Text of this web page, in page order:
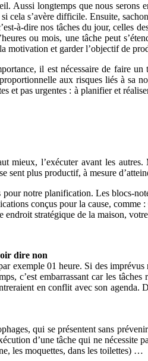
Aussi longtemps que nous
cela s’avère difficile. Ensuite,
à-dire nos tâches du jour,
ou mois, une tâche peut
motivation et garder l’objectif de
il est nécessaire de faire
aux risques liés à
et pas urgentes : à planifier et
mieux, l’exécuter avant les
sent plus productif, à mesure
notre planification. Les blocs-
conçus pour la cause,
endroit stratégique de la maison,
dire non
exemple 01 heure. Si des
c’est embarrassant car les
en conflit avec son
qui se présentent sans
d’une tâche qui ne
les moquettes, dans les toilettes) …